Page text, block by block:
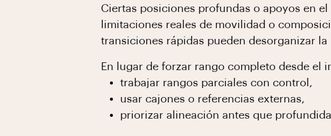
Ciertas posiciones profundas o apoyos en
limitaciones reales de movilidad o
transiciones rápidas pueden desorganizar la
En lugar de forzar rango completo desde el
trabajar rangos parciales con control,
usar cajones o referencias externas,
priorizar alineación antes que